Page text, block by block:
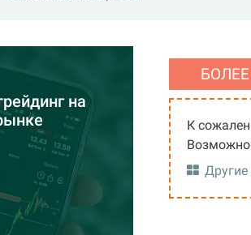
на
К
Возможно